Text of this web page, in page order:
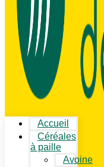
Accueil
Céréales
à paille
Avoine